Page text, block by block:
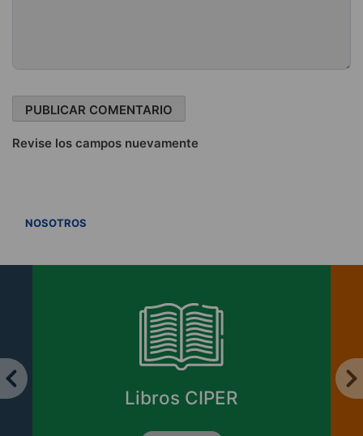
Revise los campos nuevamente
NOSOTROS
Enviar cartas y
columnas